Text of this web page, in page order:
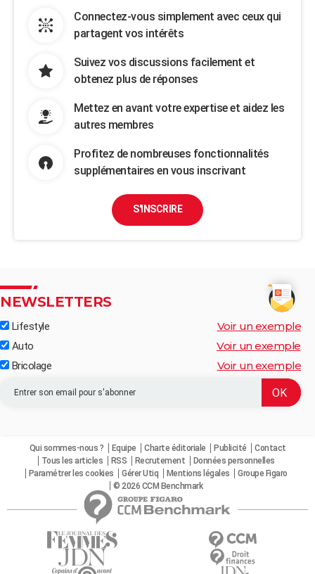
Connectez-vous simplement avec ceux qui
partagent vos intérêts
Suivez vos discussions facilement et
obtenez plus de réponses
Mettez en avant votre expertise et aidez les
autres membres
Profitez de nombreuses fonctionnalités
supplémentaires en vous inscrivant
S'INSCRIRE
NEWSLETTERS
Lifestyle Voir un exemple
Auto Voir un exemple
Bricolage Voir un exemple
Qui sommes-nous ? Equipe Charte éditoriale Publicité
Contact
Tous les articles
RSS Recrutement
Données personnelles
Paramétrer les cookies
Gérer Utiq Mentions légales
Groupe Figaro
© 2026 CCM Benchmark